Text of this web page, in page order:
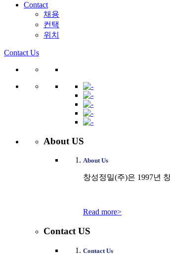
Contact
채용
컨택
위치
Contact Us
About US
About Us
창성정밀(주)은 1997년
Read more>
Contact US
Contact Us